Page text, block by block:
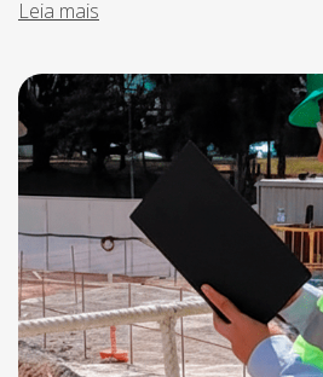
Leia mais